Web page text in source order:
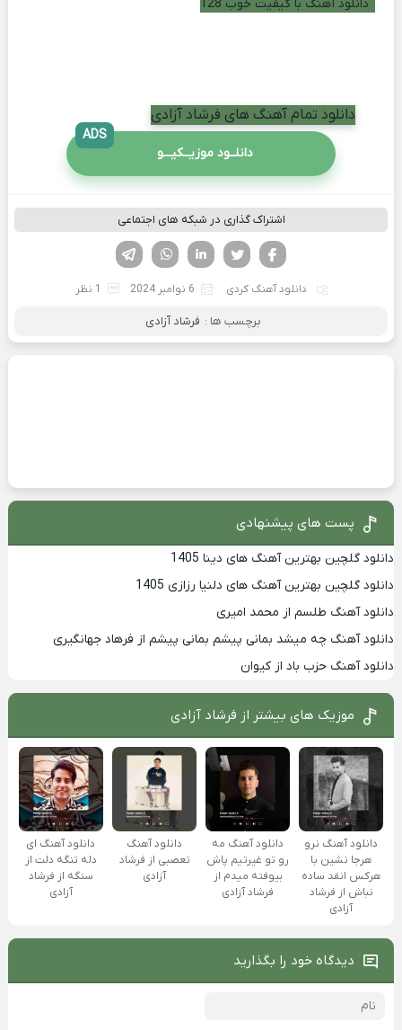
دانلود آهنگ با کیفیت خوب 128
دانلود تمام آهنگ های فرشاد آزادی
دانلــود موزیــکیـــو
ADS
اشتراک گذاری در شبکه های اجتماعی
لینکدین تویتر
فیسوک
دانلود آهنگ کردی 6 نوامبر 2024 1 نظر
برچسب ها : فرشاد آزادی
پست های پیشنهادی
دانلود گلچین بهترین آهنگ های دینا 1405
دانلود گلچین بهترین آهنگ های دلنیا رزازی 1405
دانلود آهنگ طلسم از محمد امیری
دانلود آهنگ چه میشد بمانی پیشم بمانی پیشم از فرهاد جهانگیری
دانلود آهنگ حزب باد از کیوان
موزیک های بیشتر از فرشاد آزادی
دانلود آهنگ نرو
هرجا نشین با
هرکس انقد ساده
نباش از فرشاد
آزادی
دانلود آهنگ مه
رو تو غیرتیم پاش
بیوفته میدم از
فرشاد آزادی
دانلود آهنگ
تعصبی از فرشاد
آزادی
دانلود آهنگ ای
دله تنگه دلت از
سنگه از فرشاد
آزادی
دیدگاه خود را بگذارید